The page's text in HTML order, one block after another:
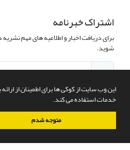
این وب سایت از کوکی ها برای اطمینان از
خدمات استفاده می کند.
متوجه شدم
اشتراک خبرنامه
برای دریافت اخبار و اطلاعیه های مهم
شوید.
سامانه مدیریت نشریات علمی.طراحی و